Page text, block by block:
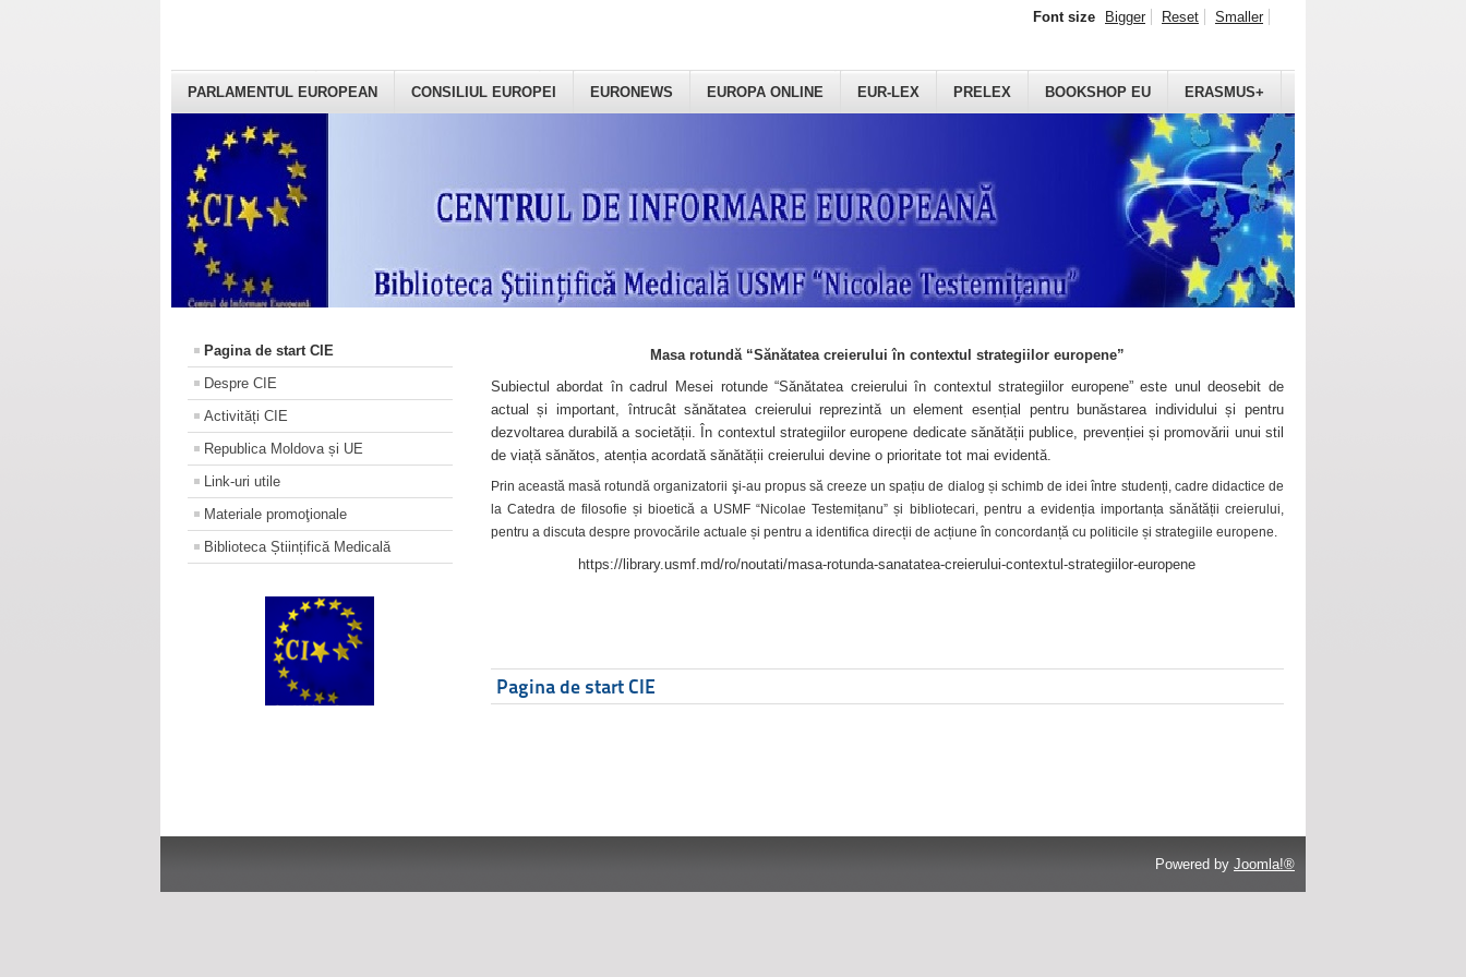
PARLAMENTUL EUROPEAN CONSILIUL EUROPEI EURONEWS EUROPA ONLINE EUR-LEX PRELEX BOOKSHOP EU ERASMUS+
Font size Bigger Reset Smaller
Pagina de start CIE
Despre CIE
Activități CIE
Republica Moldova și UE
Link-uri utile
Materiale promoţionale
Biblioteca Științifică Medicală
Masa rotundă “Sănătatea creierului în contextul strategiilor europene”
Subiectul abordat în cadrul Mesei rotunde “Sănătatea creierului în contextul strategiilor europene” este unul deosebit de
actual și important, întrucât sănătatea creierului reprezintă un element esențial pentru bunăstarea individului și pentru
dezvoltarea durabilă a societății. În contextul strategiilor europene dedicate sănătății publice, prevenției și promovării unui stil
de viață sănătos, atenția acordată sănătății creierului devine o prioritate tot mai evidentă.
Prin această masă rotundă organizatorii şi-au propus să creeze un spațiu de dialog și schimb de idei între studenți, cadre didactice de
la Catedra de filosofie și bioetică a USMF “Nicolae Testemițanu” și bibliotecari, pentru a evidenția importanța sănătății creierului,
pentru a discuta despre provocările actuale și pentru a identifica direcții de acțiune în concordanță cu politicile și strategiile europene.
https://library.usmf.md/ro/noutati/masa-rotunda-sanatatea-creierului-contextul-strategiilor-europene
Pagina de start CIE
Powered by Joomla!®